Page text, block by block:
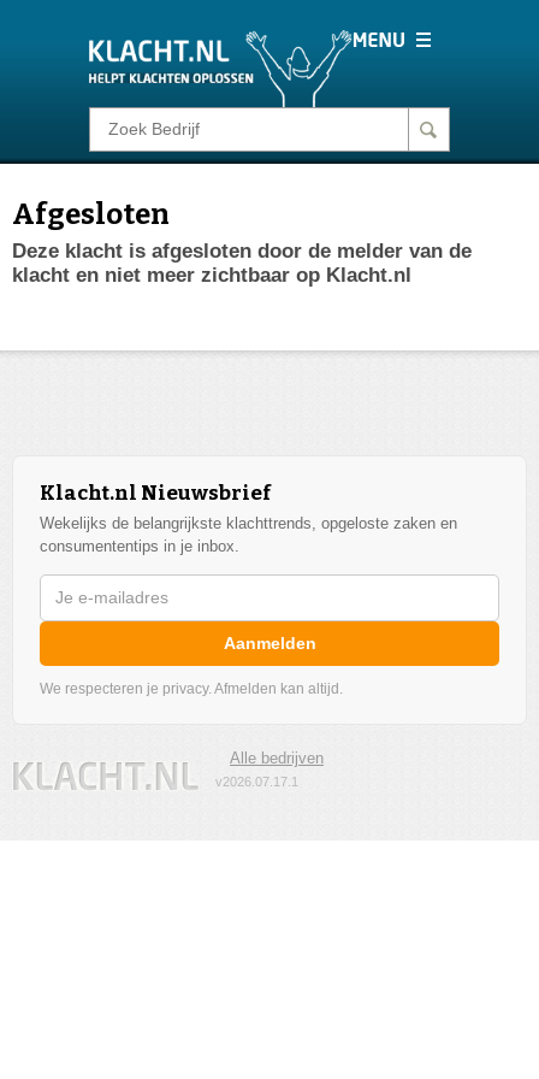
Klacht melden
Consumentenrecht
Barometer
Afgesloten
Deze klacht is afgesloten door de melder van de
klacht en niet meer zichtbaar op Klacht.nl
Klacht.nl Nieuwsbrief
Wekelijks de belangrijkste klachttrends, opgeloste zaken en
consumententips in je inbox.
Aanmelden
We respecteren je privacy. Afmelden kan altijd.
Alle bedrijven
v2026.07.17.1